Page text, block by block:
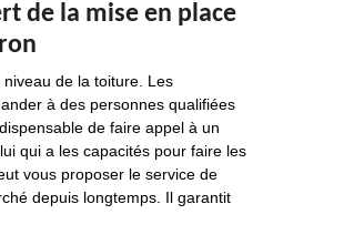
de la mise en place
de la toiture. Les
à des personnes qualifiées
de faire appel à un
qui a les capacités pour faire les
vous proposer le service de
depuis longtemps. Il garantit